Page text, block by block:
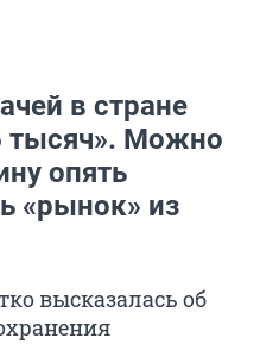
в стране
тысяч». Можно
опять
«рынок» из
высказалась об